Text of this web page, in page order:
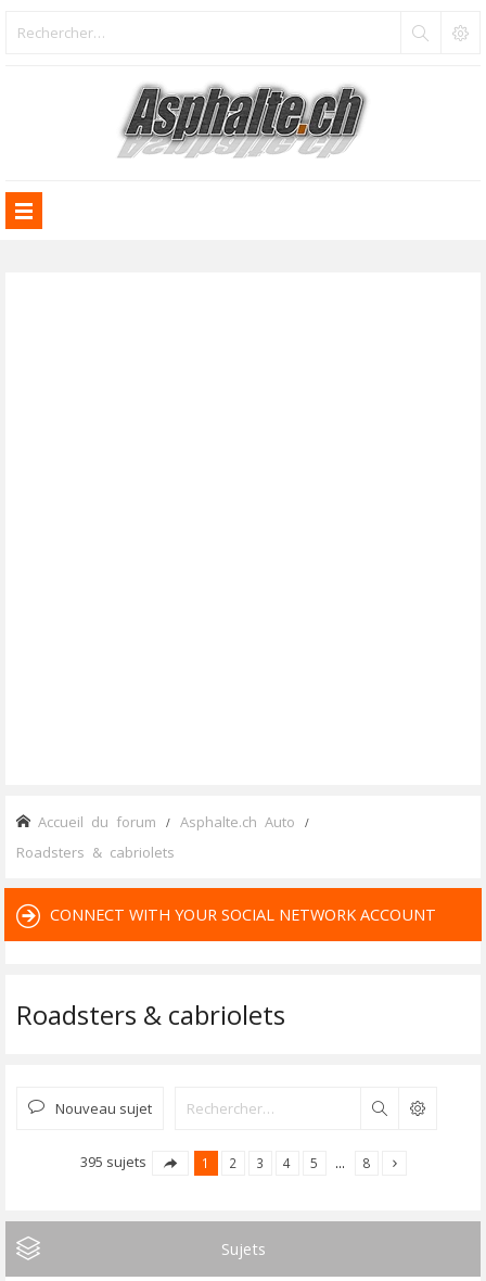
Accueil du forum Asphalte.ch Auto
Roadsters & cabriolets
CONNECT WITH YOUR SOCIAL NETWORK ACCOUNT
Roadsters & cabriolets
Nouveau sujet Rechercher
395 sujets 1 2 3 4 5 … 8
Sujets